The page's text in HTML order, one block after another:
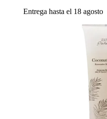
Entrega hasta el 18 agosto